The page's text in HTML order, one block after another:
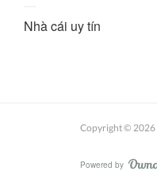
Nhà cái uy tín
Copyright © 2026
Powered by